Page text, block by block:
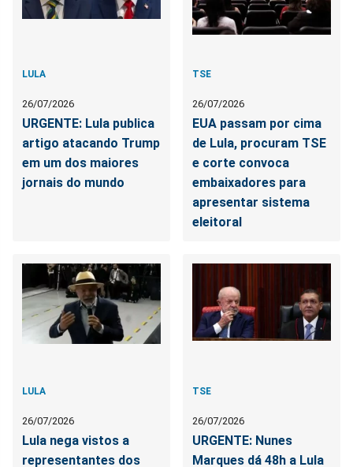
LULA
26/07/2026
URGENTE: Lula publica
artigo atacando Trump
em um dos maiores
jornais do mundo
TSE
26/07/2026
EUA passam por cima
de Lula, procuram TSE
e corte convoca
embaixadores para
apresentar sistema
eleitoral
LULA
26/07/2026
Lula nega vistos a
representantes dos
TSE
26/07/2026
URGENTE: Nunes
Marques dá 48h a Lula